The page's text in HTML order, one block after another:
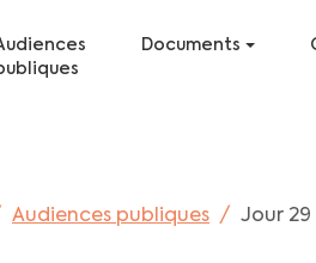
Documents
Audiences publiques Jour